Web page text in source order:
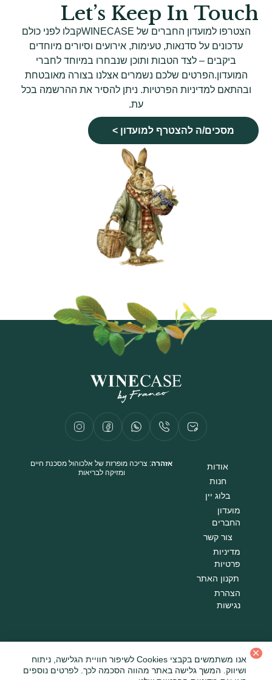
Let’s Keep In Touch
הצטרפו למועדון החברים של WINECASEקבלו לפני כולם
עדכונים על סדנאות, טעימות, אירועים וסיורים מיוחדים
ביקבים – לצד הטבות ותוכן שנבחרו במיוחד לחברי
המועדון.הפרטים שלכם נשמרים אצלנו בצורה מאובטחת
ובהתאם למדיניות הפרטיות. ניתן להסיר את ההרשמה בכל
עת.
מסכים/ה להצטרף למועדון >
אודות
חנות
בלוג יין
מועדון
החברים
צור קשר
מדיניות
פרטיות
תקנון האתר
הצהרת
נגישות
אזהרה: צריכה מופרזת של אלכוהול מסכנת חיים
ומזיקה לבריאות
כל הזכויות שמורות לאייל פרנקו © 054-6700992
עיצוב ופיתוח ב
אנו משתמשים בקבצי Cookies לשיפור חוויית הגלישה, ניתוח
ושיווק. המשך גלישה באתר מהווה הסכמה לכך. לפרטים נוספים